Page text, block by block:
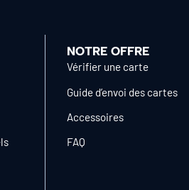
NOTRE OFFRE
Vérifier une carte
Guide d’envoi des cartes
Accessoires
FAQ